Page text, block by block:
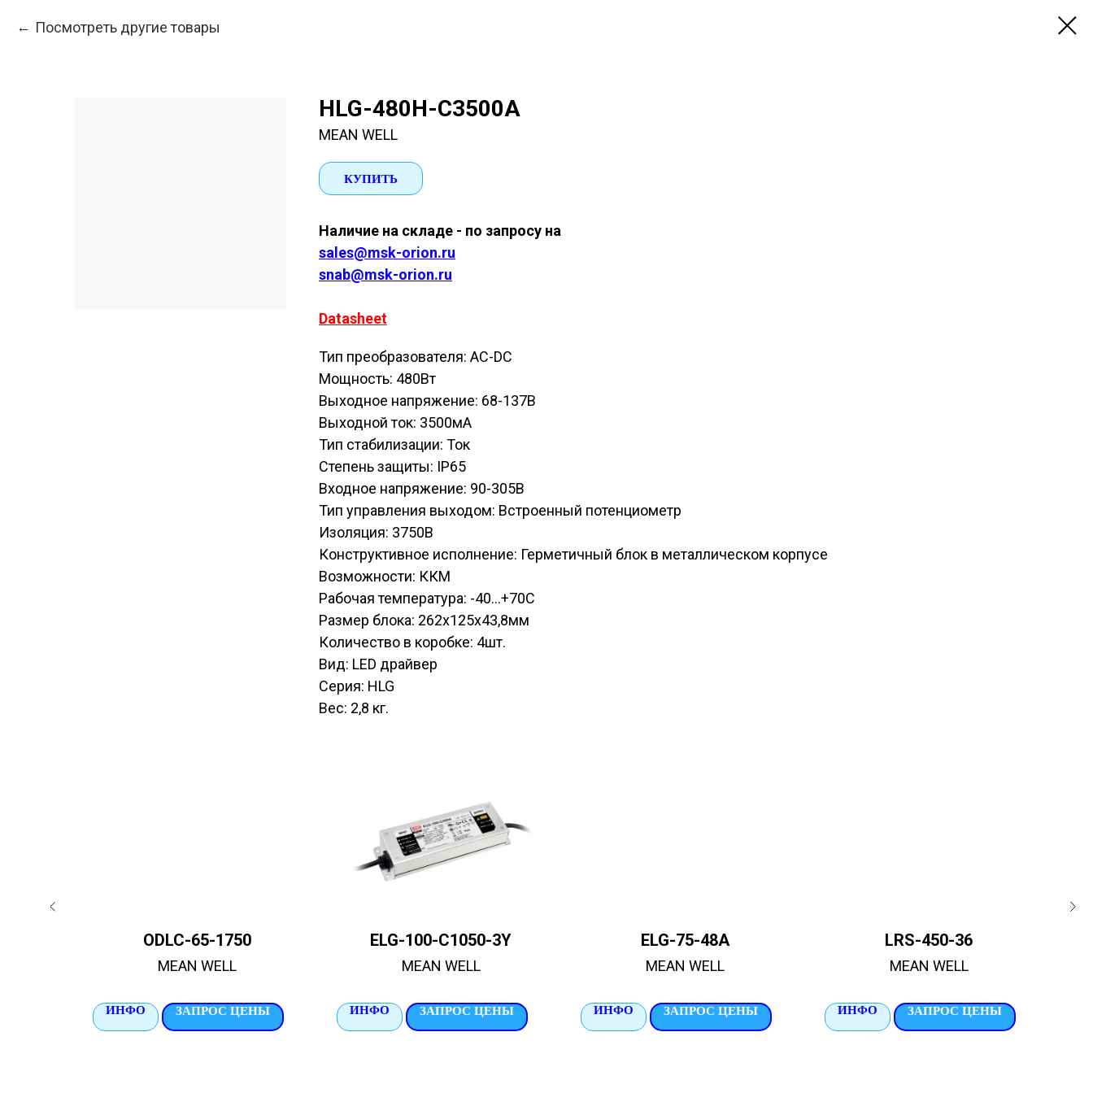
Посмотреть другие товары
HLG-480H-C3500A
MEAN WELL
КУПИТЬ
Наличие на складе - по запросу на
sales@msk-orion.ru
snab@msk-orion.ru
Datasheet
Тип преобразователя: AC-DC
Мощность: 480Вт
Выходное напряжение: 68-137В
Выходной ток: 3500мА
Тип стабилизации: Ток
Степень защиты: IP65
Входное напряжение: 90-305В
Тип управления выходом: Встроенный потенциометр
Изоляция: 3750В
Конструктивное исполнение: Герметичный блок в металлическом корпусе
Возможности: ККМ
Рабочая температура: -40...+70С
Размер блока: 262х125х43,8мм
Количество в коробке: 4шт.
Вид: LED драйвер
Серия: HLG
Вес: 2,8 кг.
ODLC-65-1750
MEAN WELL
ИНФО ЗАПРОС ЦЕНЫ
ELG-100-C1050-3Y
MEAN WELL
ИНФО ЗАПРОС ЦЕНЫ
ELG-75-48A
MEAN WELL
ИНФО ЗАПРОС ЦЕНЫ
LRS-450-36
MEAN WELL
ИНФО ЗАПРОС ЦЕНЫ